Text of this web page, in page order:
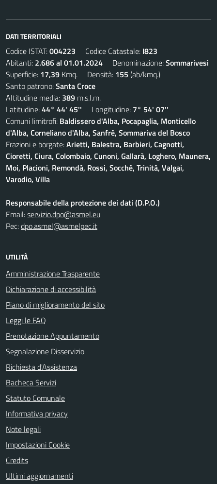
DATI TERRITORIALI
Codice ISTAT:004223 Codice Catastale: I823
Abitanti: 2.686 al 01.01.2024 Denominazione:Sommarivesi
Superficie: 17,39 Kmq. Densità: 155 (ab/kmq.)
Santo patrono:Santa Croce
Altitudine media: 389 m.s.l.m.
Latitudine:44° 44' 45'' Longitudine: 7° 54' 07''
Comuni limitrofi: Baldissero d'Alba, Pocapaglia, Monticello
d'Alba, Corneliano d'Alba, Sanfrè, Sommariva del Bosco
Frazioni e borgate:Arietti, Balestra, Barbieri, Cagnotti,
Cioretti, Ciura, Colombaio, Cunoni, Gallarà, Loghero, Maunera,
Moi, Placioni, Remondà, Rossi, Socchè, Trinità, Valgai,
Varodio, Villa
Responsabile della protezione dei dati (D.P.O.)
Email:servizio.dpo@asmel.eu
Pec:dpo.asmel@asmelpec.it
UTILITÀ
Amministrazione Trasparente
Dichiarazione di accessibilità
Piano di miglioramento del sito
Leggi le FAQ
Prenotazione Appuntamento
Segnalazione Disservizio
Richiesta d'Assistenza
Bacheca Servizi
Statuto Comunale
Informativa privacy
Note legali
Impostazioni Cookie
Credits
Ultimi aggiornamenti